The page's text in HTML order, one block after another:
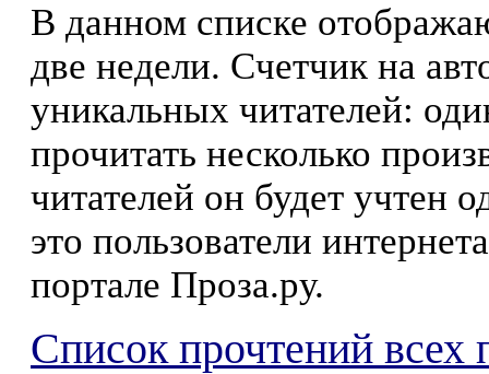
В данном списке
две недели. Счетчик на
уникальных читателей:
прочитать несколько
читателей он будет учтен
это пользователи
портале Проза.ру.
Список прочтений всех